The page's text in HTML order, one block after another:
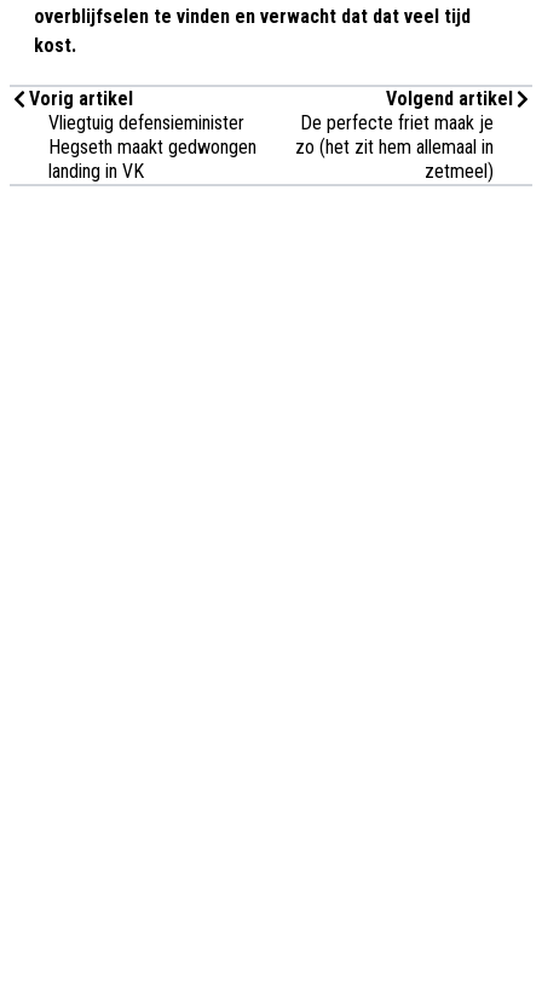
overblijfselen te vinden en verwacht dat dat veel tijd
kost.
Vorig artikel
Vliegtuig defensieminister
Hegseth maakt gedwongen
landing in VK
Volgend artikel
De perfecte friet maak je
zo (het zit hem allemaal in
zetmeel)